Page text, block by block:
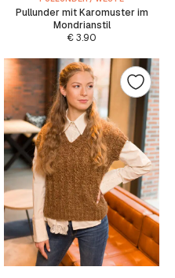
Pullunder mit Karomuster im
Mondrianstil
€3.90